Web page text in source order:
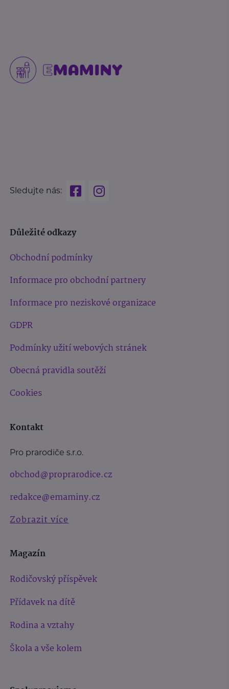
Sledujte nás:
Důležité odkazy
Obchodní podmínky
Informace pro obchodní partnery
Informace pro neziskové organizace
GDPR
Podmínky užití webových stránek
Obecná pravidla soutěží
Cookies
Kontakt
Pro prarodiče s.r.o.
obchod@proprarodice.cz
redakce@emaminy.cz
Zobrazit více
Magazín
Rodičovský příspěvek
Přídavek na dítě
Rodina a vztahy
Škola a vše kolem